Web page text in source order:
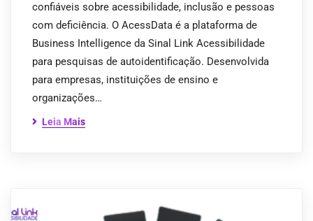
confiáveis sobre acessibilidade, inclusão e pessoas
com deficiência. O AcessData é a plataforma de
Business Intelligence da Sinal Link Acessibilidade
para pesquisas de autoidentificação. Desenvolvida
para empresas, instituições de ensino e
organizações…
Leia Mais